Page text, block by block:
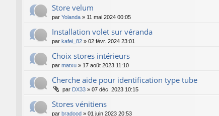
Store velum
par Yolanda » 11 mai 2024 00:05
Installation volet sur véranda
par kafei_82 » 02 févr. 2024 23:01
Choix stores intérieurs
par matxu » 17 août 2023 11:10
Cherche aide pour identification type tube
par DX33 » 07 déc. 2023 10:15
Stores vénitiens
par bradood » 01 juin 2023 20:53